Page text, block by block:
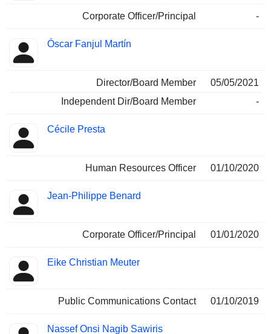
Corporate Officer/Principal -
Óscar Fanjul Martín
Director/Board Member
05/05/2021
Independent Dir/Board Member
-
Cécile Presta
Human Resources Officer 01/10/2020
Jean-Philippe Benard
Corporate Officer/Principal 01/01/2020
Eike Christian Meuter
Public Communications Contact 01/10/2019
Nassef Onsi Nagib Sawiris